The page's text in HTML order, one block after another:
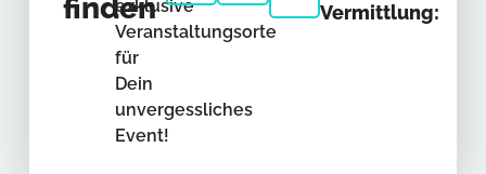
findenexklusive
Veranstaltungsorte
für
Dein
unvergessliches
Event!
Vermittlung: